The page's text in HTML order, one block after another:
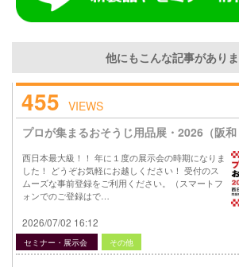
他にもこんな記事があり
455 VIEWS
プロが集まるおそうじ用品展・2026（阪
西日本最大級！！ 年に１度の展示会の時期になりま
した！ どうぞお気軽にお越しください！ 受付のス
ムーズな事前登録をご利用ください。（スマートフ
ォンでのご登録はで…
2026/07/02 16:12
セミナー・展示会 その他